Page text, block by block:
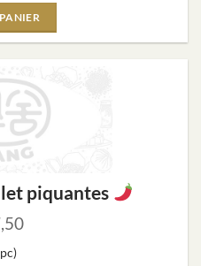
piquantes